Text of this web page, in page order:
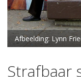
Afbeelding: Lynn
Strafbaar